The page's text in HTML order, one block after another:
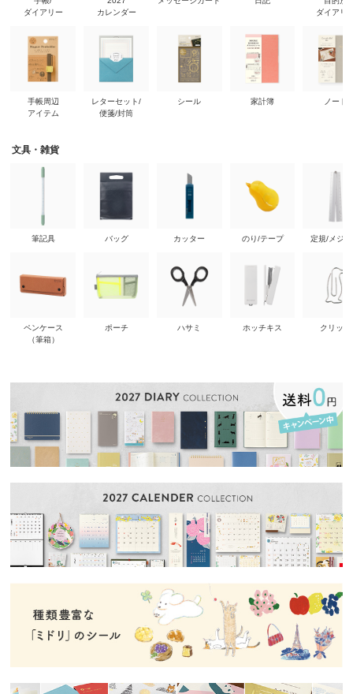
ダイアリー
手帳周辺
アイテム
カレンダー
レターセット/
便箋/封筒
シール 家計簿
ダイアリ
ノート
文具・雑貨
筆記具
ペンケース
（筆箱）
バッグ
ポーチ
カッター
ハサミ
のり/テープ
ホッチキス
定規/メジ
クリップ